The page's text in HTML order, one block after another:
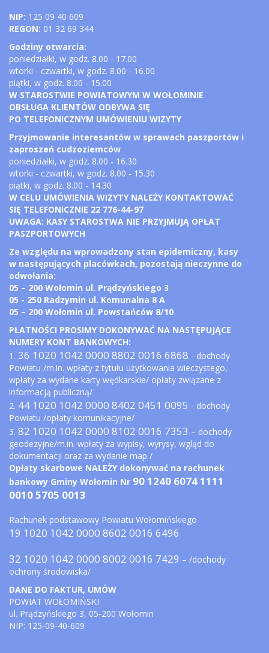
NIP: 125 09 40 609
REGON: 01 32 69 344
Godziny otwarcia:
poniedziałki, w godz. 8.00 - 17.00
wtorki - czwartki, w godz. 8.00 - 16.00
piątki, w godz. 8.00 - 15.00
W STAROSTWIE POWIATOWYM W WOŁOMINIE
OBSŁUGA KLIENTÓW ODBYWA SIĘ
PO TELEFONICZNYM UMÓWIENIU WIZYTY
Przyjmowanie interesantów w sprawach paszportów i
zaproszeń cudzoziemców
poniedziałki, w godz. 8.00 - 16.30
wtorki - czwartki, w godz. 8.00 - 15.30
piątki, w godz. 8.00 - 14.30
W CELU UMÓWIENIA WIZYTY NALEŻY KONTAKTOWAĆ
SIĘ TELEFONICZNIE 22 776-44-97
UWAGA: KASY STAROSTWA NIE PRZYJMUJĄ OPŁAT
PASZPORTOWYCH
Ze względu na wprowadzony stan epidemiczny, kasy
w następujących placówkach, pozostają nieczynne do
odwołania:
05 – 200 Wołomin ul. Prądzyńskiego 3
05 - 250 Radzymin ul. Komunalna 8 A
05 – 200 Wołomin ul. Powstańców 8/10
PŁATNOŚCI PROSIMY DOKONYWAĆ NA NASTĘPUJĄCE
NUMERY KONT BANKOWYCH:
1. 36 1020 1042 0000 8802 0016 6868 - dochody
Powiatu /m.in. wpłaty z tytułu użytkowania wieczystego,
wpłaty za wydane karty wędkarskie/ opłaty związane z
informacją publiczną/
2. 44 1020 1042 0000 8402 0451 0095 - dochody
Powiatu /opłaty komunikacyjne/
3. 82 1020 1042 0000 8102 0016 7353 – dochody
geodezyjne/m.in. wpłaty za wypisy, wyrysy, wgląd do
dokumentacji oraz za wydanie map /
Opłaty skarbowe NALEŻY dokonywać na rachunek
bankowy Gminy Wołomin Nr 90 1240 6074 1111
0010 5705 0013
Rachunek podstawowy Powiatu Wołomińskiego
19 1020 1042 0000 8602 0016 6496
32 1020 1042 0000 8002 0016 7429 – /dochody
ochrony środowiska/
DANE DO FAKTUR, UMÓW
POWIAT WOŁOMIŃSKI
ul. Prądzyńskiego 3, 05-200 Wołomin
NIP: 125-09-40-609